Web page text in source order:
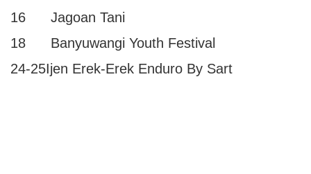
16 Jagoan Tani
18 Banyuwangi Youth Festival
24-25Ijen Erek-Erek Enduro By Sart